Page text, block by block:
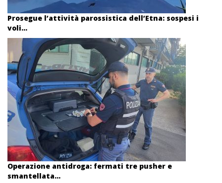
Prosegue l’attività parossistica dell’Etna: sospesi i
voli...
Operazione antidroga: fermati tre pusher e
smantellata...